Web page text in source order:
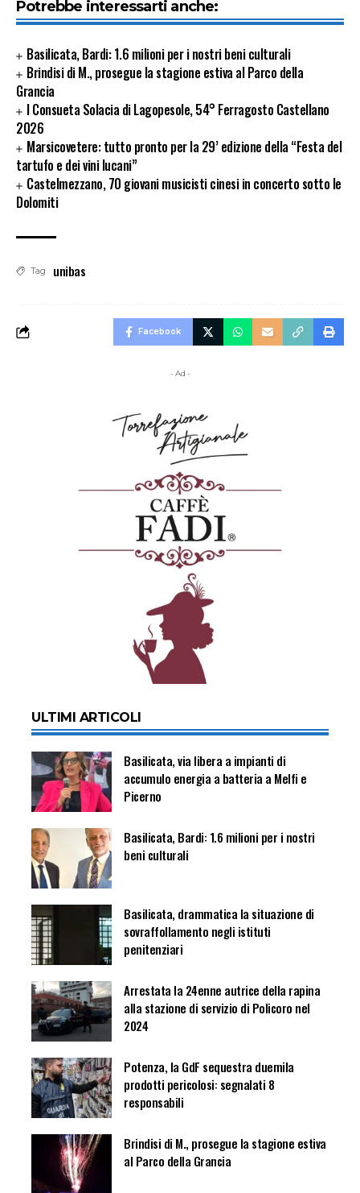
Potrebbe interessarti anche:
Basilicata, Bardi: 1.6 milioni per i nostri beni culturali
Brindisi di M., prosegue la stagione estiva al Parco della
Grancia
I Consueta Solacia di Lagopesole, 54° Ferragosto Castellano
2026
Marsicovetere: tutto pronto per la 29’ edizione della “Festa del
tartufo e dei vini lucani”
Castelmezzano, 70 giovani musicisti cinesi in concerto sotto le
Dolomiti
Tag unibas
Facebook
- Ad -
ULTIMI ARTICOLI
Basilicata, via libera a impianti di
accumulo energia a batteria a Melfi e
Picerno
Basilicata, Bardi: 1.6 milioni per i nostri
beni culturali
Basilicata, drammatica la situazione di
sovraffollamento negli istituti
penitenziari
Arrestata la 24enne autrice della rapina
alla stazione di servizio di Policoro nel
2024
Potenza, la GdF sequestra duemila
prodotti pericolosi: segnalati 8
responsabili
Brindisi di M., prosegue la stagione estiva
al Parco della Grancia